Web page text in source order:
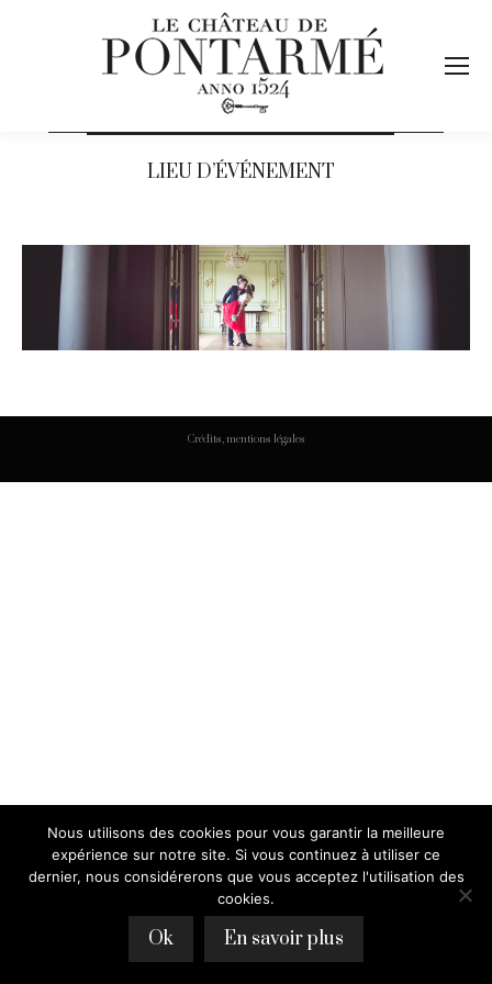
LIEU D’ÉVÉNEMENT
Crédits, mentions légales
Nous utilisons des cookies pour vous garantir la meilleure
expérience sur notre site. Si vous continuez à utiliser ce
dernier, nous considérerons que vous acceptez l'utilisation des
cookies.
Ok En savoir plus